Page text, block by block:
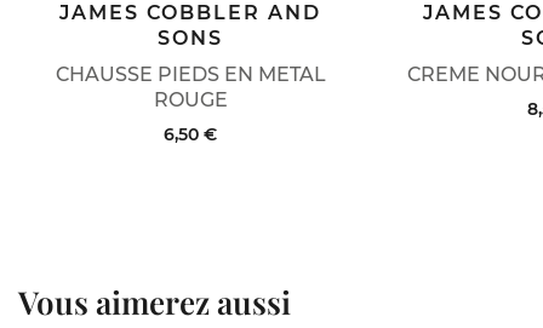
CHAUSSE PIEDS EN METAL
ROUGE
JAMES COBBLER AND
SONS
6,50 €
CREME
JAMES
Vous aimerez aussi